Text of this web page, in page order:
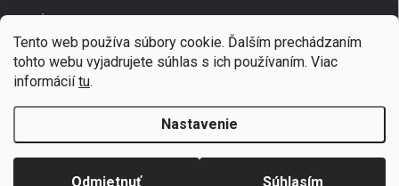
Tento web používa súbory cookie. Ďalším prechádzaním
tohto webu vyjadrujete súhlas s ich používaním. Viac
informáciítu.
Nastavenie
Odmietnuť Súhlasím
Copyright 2026M-LINK.sk. Všetky práva vyhradené.Upraviť nastavenie